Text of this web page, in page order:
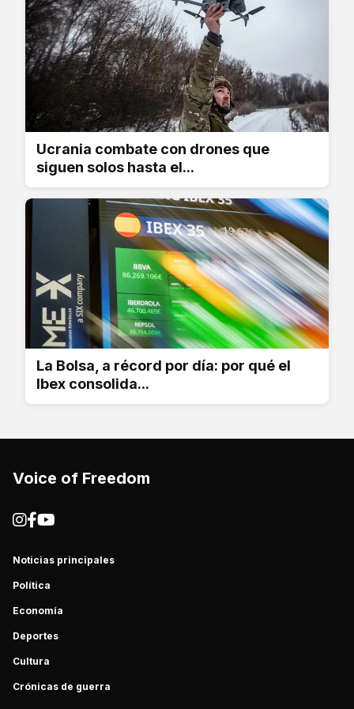
Ucrania combate con drones que
siguen solos hasta el...
La Bolsa, a récord por día: por qué el
Ibex consolida...
Voice of Freedom
Noticias principales
Política
Economía
Deportes
Cultura
Crónicas de guerra